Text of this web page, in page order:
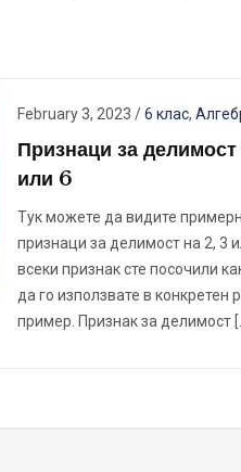
February 3, 2023 /6 клас,
Признаци за
или 6
Тук можете да видите
признаци за делимост на 2, 3
всеки признак сте посочили
да го използвате в конкретен
пример. Признак за делимост